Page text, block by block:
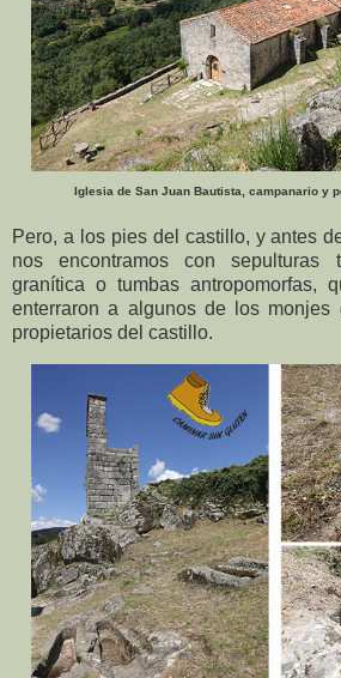
Iglesia de San Juan Bautista, campanario y
Pero, a los pies del castillo, y antes
nos encontramos con
granítica o tumbas antropomorfas,
enterraron a algunos de los monjes
propietarios del castillo.